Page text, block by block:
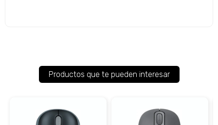
Productos que te pueden interesar